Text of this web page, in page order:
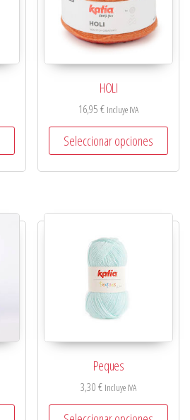
HOLI
16,95€ Incluye IVA
Seleccionar opciones
Peques
3,30€ Incluye IVA